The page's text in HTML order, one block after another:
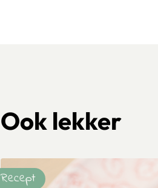
Ook lekker
Recept